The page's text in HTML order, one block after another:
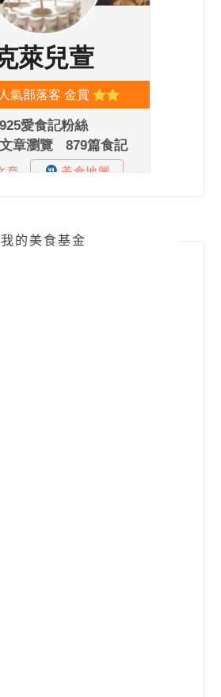
我的美食基金